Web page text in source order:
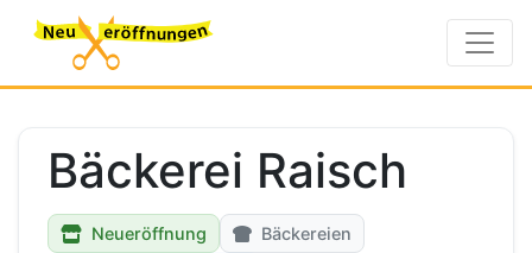
Bäckerei Raisch
Neueröffnung
Bäckereien